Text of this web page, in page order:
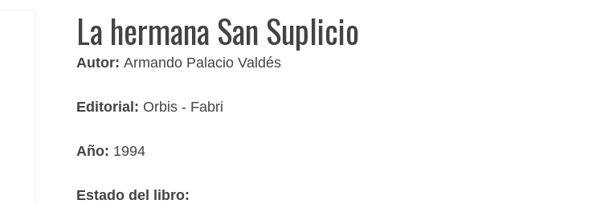
La hermana San Suplicio
Autor:Armando Palacio Valdés
Editorial: Orbis - Fabri
Año: 1994
Estado del libro: